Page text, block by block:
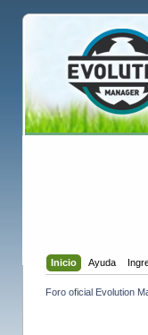
Inicio Ayuda
Foro oficial Evolution